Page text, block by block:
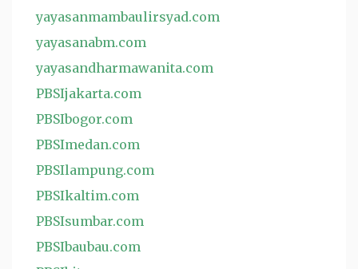
yayasanmambaulirsyad.com
yayasanabm.com
yayasandharmawanita.com
PBSIjakarta.com
PBSIbogor.com
PBSImedan.com
PBSIlampung.com
PBSIkaltim.com
PBSIsumbar.com
PBSIbaubau.com